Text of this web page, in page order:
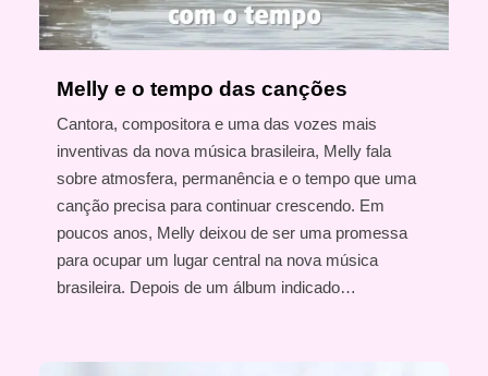
Melly e o tempo das canções
Cantora, compositora e uma das vozes mais
inventivas da nova música brasileira, Melly fala
sobre atmosfera, permanência e o tempo que uma
canção precisa para continuar crescendo. Em
poucos anos, Melly deixou de ser uma promessa
para ocupar um lugar central na nova música
brasileira. Depois de um álbum indicado…